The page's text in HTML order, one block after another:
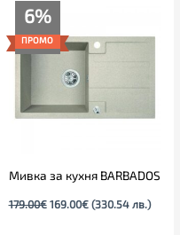
6%
ПРОМО
Мивка за кухня BARBADOS
179.00€
Original
price
was:
179.00€.
169.00€
е:
169.00€.
(330.54 лв.)